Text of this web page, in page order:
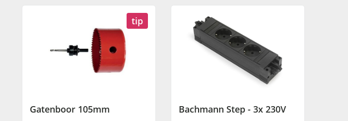
tip
Gatenboor 105mm
Bachmann Step - 3x 230V